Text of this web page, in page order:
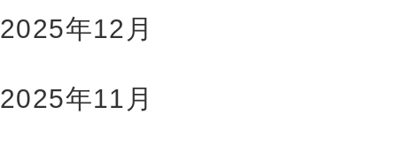
2025年12月
2025年11月